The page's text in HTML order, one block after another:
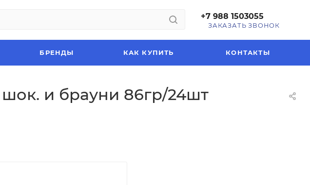
+7 988 1503055
ЗАКАЗАТЬ ЗВОНОК
БРЕНДЫ КАК КУПИТЬ КОНТАКТЫ
и брауни 86гр/24шт